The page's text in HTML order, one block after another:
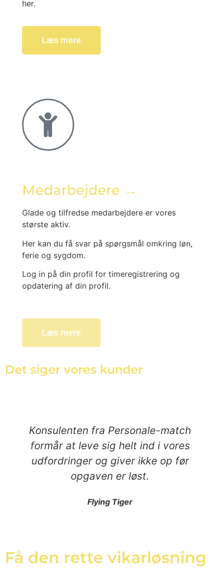
her.
Læs mere
Medarbejdere →
Glade og tilfredse medarbejdere er vores
største aktiv.
Her kan du få svar på spørgsmål omkring løn,
ferie og sygdom.
Log in på din profil for timeregistrering og
opdatering af din profil.
Det siger vores kunder
Konsulenten fra Personale-match
formår at leve sig helt ind i vores
udfordringer og giver ikke op før
opgaven er løst.
Flying Tiger
Få den rette vikarløsning